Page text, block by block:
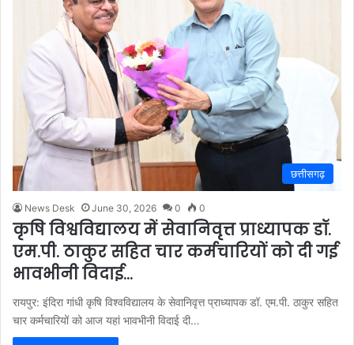
छत्तीसगढ़
News Desk June 30, 2026 0 0
कृषि विश्वविद्यालय में सेवानिवृत्त प्राध्यापक डॉ.
एम.पी. ठाकुर सहित चार कर्मचारियों को दी गई
भावभीनी विदाई…
रायपुर: इंदिरा गांधी कृषि विश्वविद्यालय के सेवानिवृत्त प्राध्यापक डॉ. एम.पी. ठाकुर सहित
चार कर्मचारियों को आज यहां भावभीनी विदाई दी…